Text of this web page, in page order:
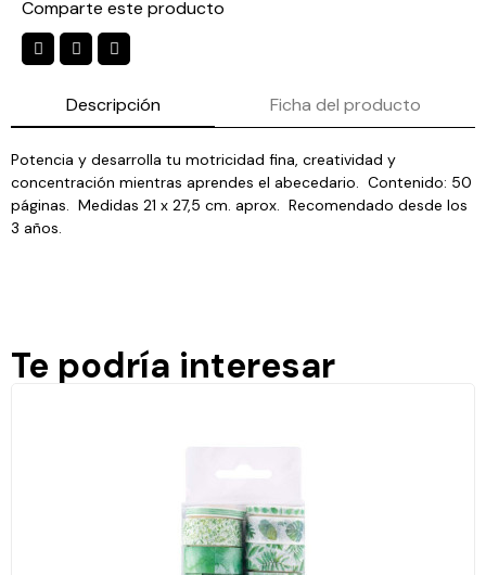
Comparte este producto
Descripción Ficha del producto
Potencia y desarrolla tu motricidad fina, creatividad y
concentración mientras aprendes el abecedario. Contenido: 50
páginas. Medidas 21 x 27,5 cm. aprox. Recomendado desde los
3 años.
Te podría interesar